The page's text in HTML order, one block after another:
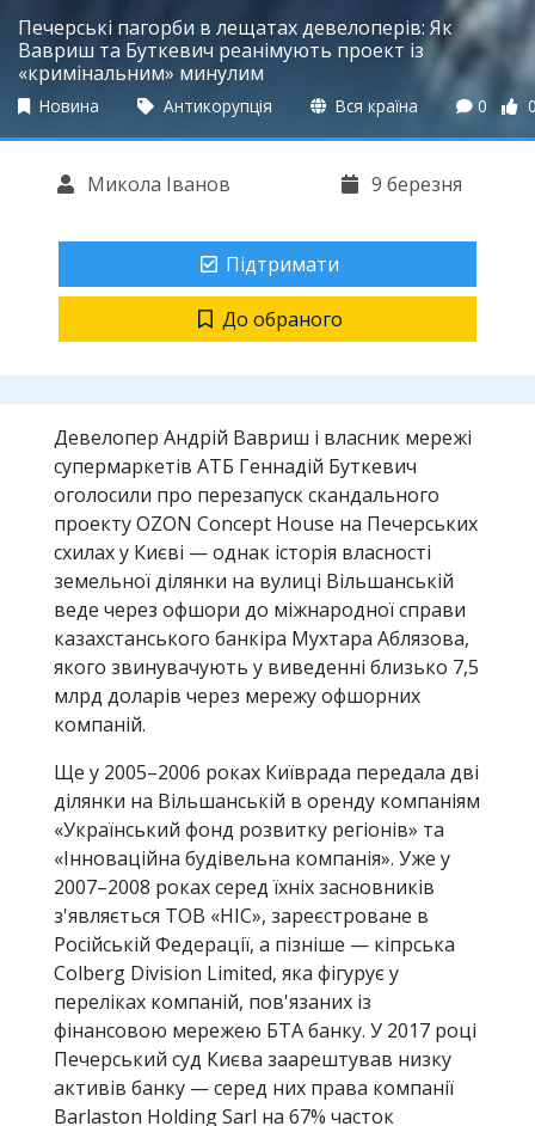
Печерські пагорби в лещатах девелоперів: Як
Вавриш та Буткевич реанімують проект із
«кримінальним» минулим
Новина Антикорупція Вся країна 0
Микола Іванов 9 березня
Підтримати
До обраного
Девелопер Андрій Вавриш і власник мережі
супермаркетів АТБ Геннадій Буткевич
оголосили про перезапуск скандального
проекту OZON Concept House на Печерських
схилах у Києві — однак історія власності
земельної ділянки на вулиці Вільшанській
веде через офшори до міжнародної справи
казахстанського банкіра Мухтара Аблязова,
якого звинувачують у виведенні близько 7,5
млрд доларів через мережу офшорних
компаній.
Ще у 2005–2006 роках Київрада передала дві
ділянки на Вільшанській в оренду компаніям
«Український фонд розвитку регіонів» та
«Інноваційна будівельна компанія». Уже у
2007–2008 роках серед їхніх засновників
з'являється ТОВ «НІС», зареєстроване в
Російській Федерації, а пізніше — кіпрська
Colberg Division Limited, яка фігурує у
переліках компаній, пов'язаних із
фінансовою мережею БТА банку. У 2017 році
Печерський суд Києва заарештував низку
активів банку — серед них права компанії
Barlaston Holding Sarl на 67% часток